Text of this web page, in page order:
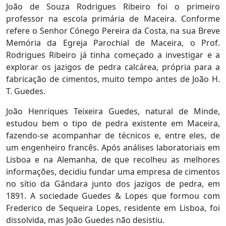
João de Souza Rodrigues Ribeiro foi o primeiro
professor na escola primária de Maceira. Conforme
refere o Senhor Cónego Pereira da Costa, na sua Breve
Memória da Egreja Parochial de Maceira, o Prof.
Rodrigues Ribeiro já tinha começado a investigar e a
explorar os jazigos de pedra calcárea, própria para a
fabricação de cimentos, muito tempo antes de João H.
T. Guedes.
João Henriques Teixeira Guedes, natural de Minde,
estudou bem o tipo de pedra existente em Maceira,
fazendo-se acompanhar de técnicos e, entre eles, de
um engenheiro francês. Após análises laboratoriais em
Lisboa e na Alemanha, de que recolheu as melhores
informações, decidiu fundar uma empresa de cimentos
no sítio da Gândara junto dos jazigos de pedra, em
1891. A sociedade Guedes & Lopes que formou com
Frederico de Sequeira Lopes, residente em Lisboa, foi
dissolvida, mas João Guedes não desistiu.